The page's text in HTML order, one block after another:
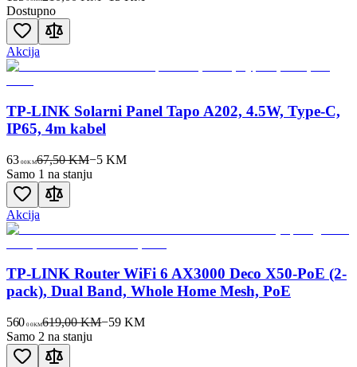
Dostupno
Akcija
TP-LINK Solarni Panel Tapo A202, 4.5W, Type-C,
IP65, 4m kabel
63 00KM67,50 KM−5KM
Samo 1 na stanju
Akcija
TP-LINK Router WiFi 6 AX3000 Deco X50-PoE (2-
pack), Dual Band, Whole Home Mesh, PoE
560 00KM619,00 KM−59 KM
Samo 2 na stanju